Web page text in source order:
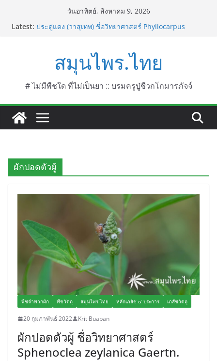
วันอาทิตย์, สิงหาคม 9, 2026
Latest:
บานเย็น ชื่อวิทยาศาสตร์ Mirabilis jalapa L.
ประดู่แดง (วาสุเทพ) ชื่อวิทยาศาสตร์ Phyllocarpus
บานไม่รู้โรยไฟเออร์เวิร์ค ชื่อวิทยาศาสตร์ Gomphrena
pulchella L. (Firework)
บานไม่รู้โรยป่า ชื่อวิทยาศาสตร์ Gomphrena
celosioides Mart.
บานไม่รู้โรย
สมุนไพร.ไทย
# ไม่มีพืชใด ที่ไม่เป็นยา :: บรมครูปู่ชีวกโกมารภัจจ์
ผักปอดตัวผู้
พืชจำพวกผัก พืชวัตถุ สมุนไพร.ไทย หลักเภสัช ๔ ประการ เภสัชวัตถุ
20 กุมภาพันธ์ 2022 Krit Buapan
ผักปอดตัวผู้ ชื่อวิทยาศาสตร์
Sphenoclea zeylanica Gaertn.